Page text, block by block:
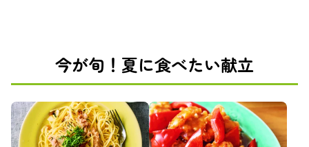
今が旬！夏に食べたい献立